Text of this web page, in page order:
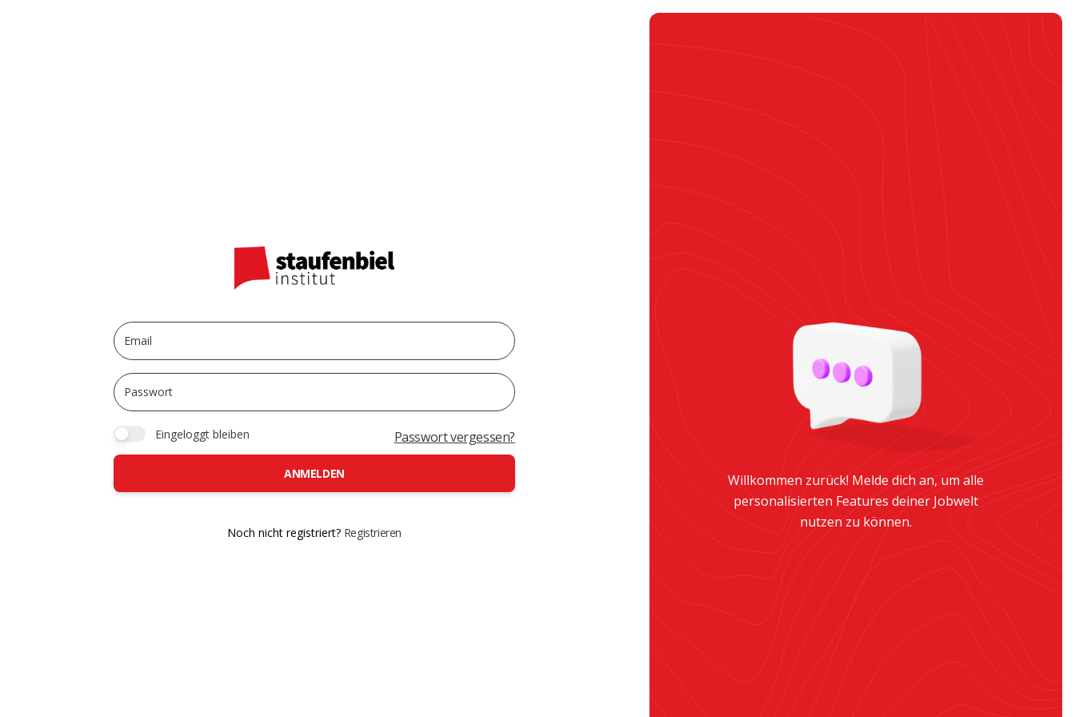
Eingeloggt bleiben Passwort vergessen?
ANMELDEN
Noch nicht registriert? Registrieren
Willkommen zurück! Melde dich an, um alle
personalisierten Features deiner Jobwelt
nutzen zu können.